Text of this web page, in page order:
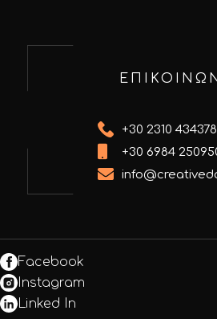
+30 2310 434378
+30 6984
Facebook
Instagram
Linked In